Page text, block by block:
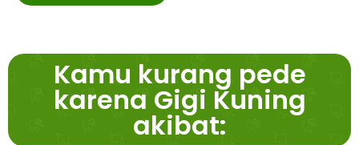
Kamu kurang pede
karena Gigi Kuning
akibat: